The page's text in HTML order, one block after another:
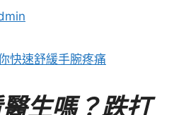
生嗎？跌打